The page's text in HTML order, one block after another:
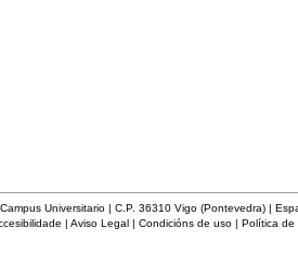
Universitario | C.P. 36310 Vigo (Pontevedra) |
| Aviso Legal| Condicións de uso| Política de